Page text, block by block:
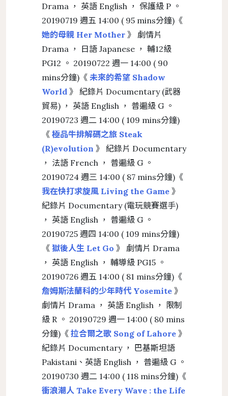
Drama ， 英語 English ， 保護級 P 。
20190719 週五 14:00 ( 95 mins分鐘)《
她的母親 Her Mother 》 劇情片
Drama ， 日語 Japanese ， 輔12級
PG12 。 20190722 週一 14:00 ( 90
mins分鐘)《 未來的希望 Shadow
World 》 紀錄片 Documentary (武器
貿易) ， 英語 English ， 普遍級 G 。
20190723 週二 14:00 ( 109 mins分鐘)
《 極品牛排解碼之旅 Steak
(R)evolution 》 紀錄片 Documentary
， 法語 French ， 普遍級 G 。
20190724 週三 14:00 ( 87 mins分鐘)《
我在快打求旋風 Living the Game 》
紀錄片 Documentary (電玩競賽選手)
， 英語 English ， 普遍級 G 。
20190725 週四 14:00 ( 109 mins分鐘)
《 獄後人生 Let Go 》 劇情片 Drama
， 英語 English ， 輔導級 PG15 。
20190726 週五 14:00 ( 81 mins分鐘)《
詹姆斯法蘭科的少年時代 Yosemite 》
劇情片 Drama ， 英語 English ， 限制
級 R 。 20190729 週一 14:00 ( 80 mins
分鐘)《 拉合爾之歌 Song of Lahore 》
紀錄片 Documentary ， 巴基斯坦語
Pakistani、英語 English ， 普遍級 G 。
20190730 週二 14:00 ( 118 mins分鐘)《
衝浪潮人 Take Every Wave : the Life